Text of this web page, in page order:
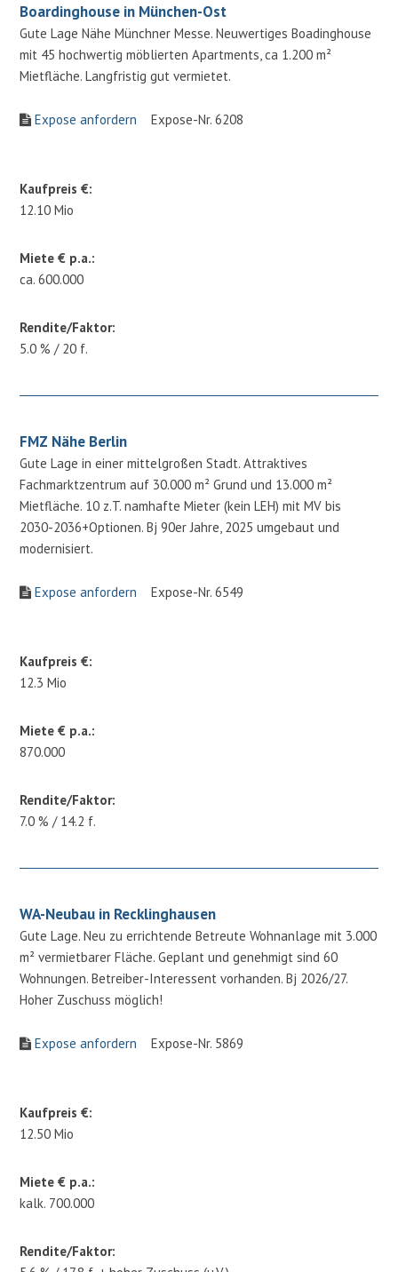
Boardinghouse in München-Ost
Gute Lage Nähe Münchner Messe. Neuwertiges Boadinghouse
mit 45 hochwertig möblierten Apartments, ca 1.200 m²
Mietfläche. Langfristig gut vermietet.
Expose anfordern Expose-Nr. 6208
Kaufpreis €:
12.10 Mio
Miete € p.a.:
ca. 600.000
Rendite/Faktor:
5.0 % / 20 f.
FMZ Nähe Berlin
Gute Lage in einer mittelgroßen Stadt. Attraktives
Fachmarktzentrum auf 30.000 m² Grund und 13.000 m²
Mietfläche. 10 z.T. namhafte Mieter (kein LEH) mit MV bis
2030-2036+Optionen. Bj 90er Jahre, 2025 umgebaut und
modernisiert.
Expose anfordern Expose-Nr. 6549
Kaufpreis €:
12.3 Mio
Miete € p.a.:
870.000
Rendite/Faktor:
7.0 % / 14.2 f.
WA-Neubau in Recklinghausen
Gute Lage. Neu zu errichtende Betreute Wohnanlage mit 3.000
m² vermietbarer Fläche. Geplant und genehmigt sind 60
Wohnungen. Betreiber-Interessent vorhanden. Bj 2026/27.
Hoher Zuschuss möglich!
Expose anfordern Expose-Nr. 5869
Kaufpreis €:
12.50 Mio
Miete € p.a.:
kalk. 700.000
Rendite/Faktor: